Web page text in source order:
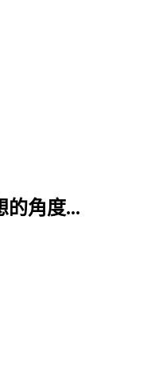
的角度...